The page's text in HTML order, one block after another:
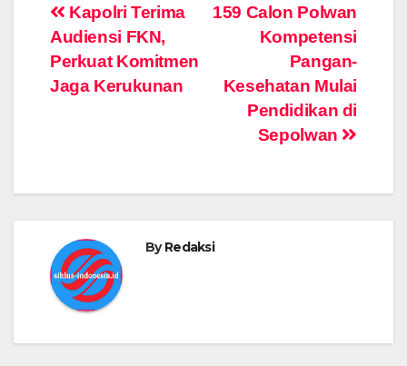
Post
navigation
159 Calon Polwan
Kompetensi
Pangan-
Kesehatan Mulai
Pendidikan di
Sepolwan
Kapolri Terima
Audiensi FKN,
Perkuat Komitmen
Jaga Kerukunan
ByRedaksi